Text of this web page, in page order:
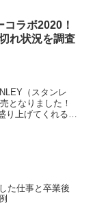
ラボ2020！
れ状況を調査
（スタンレ
となりました！
り上げてくれる素
た仕事と卒業後